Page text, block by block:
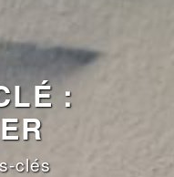
:
clés